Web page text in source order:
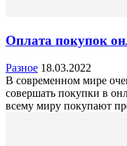
Оплата покупок
Разное 18.03.2022
В современном мире
совершать покупки в
всему миру покупают